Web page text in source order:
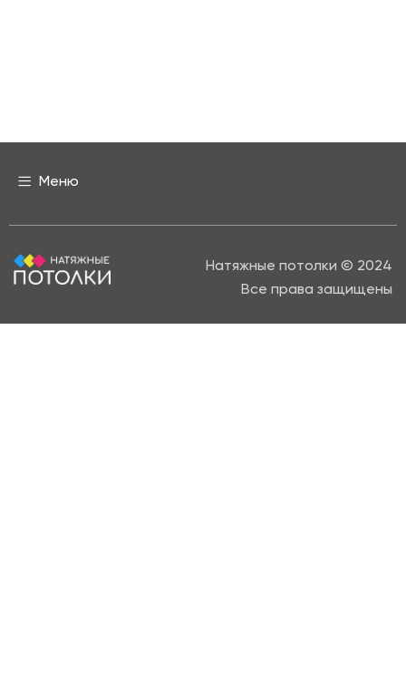
Меню
Натяжные потолки © 2024
Все права защищены